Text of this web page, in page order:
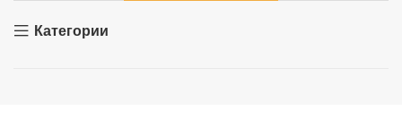
Категории